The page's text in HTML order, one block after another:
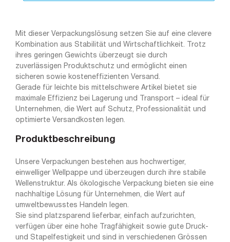
Mit dieser Verpackungslösung setzen Sie auf eine clevere
Kombination aus Stabilität und Wirtschaftlichkeit. Trotz
ihres geringen Gewichts überzeugt sie durch
zuverlässigen Produktschutz und ermöglicht einen
sicheren sowie kosteneffizienten Versand.
Gerade für leichte bis mittelschwere Artikel bietet sie
maximale Effizienz bei Lagerung und Transport – ideal für
Unternehmen, die Wert auf Schutz, Professionalität und
optimierte Versandkosten legen.
Produktbeschreibung
Unsere Verpackungen bestehen aus hochwertiger,
einwelliger Wellpappe und überzeugen durch ihre stabile
Wellenstruktur. Als ökologische Verpackung bieten sie eine
nachhaltige Lösung für Unternehmen, die Wert auf
umweltbewusstes Handeln legen.
Sie sind platzsparend lieferbar, einfach aufzurichten,
verfügen über eine hohe Tragfähigkeit sowie gute Druck-
und Stapelfestigkeit und sind in verschiedenen Grössen